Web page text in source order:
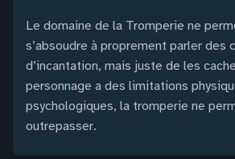
Le domaine de la Tromperie ne
s’absoudre à proprement parler des
d’incantation, mais juste de les
personnage a des limitations
psychologiques, la tromperie ne
outrepasser.